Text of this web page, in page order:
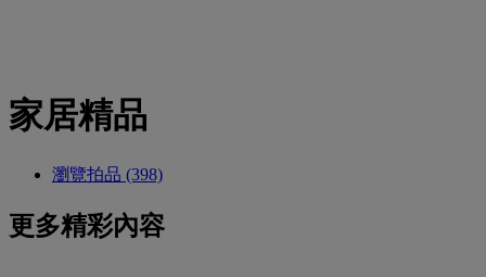
家居精品
瀏覽拍品 (398)
更多精彩內容